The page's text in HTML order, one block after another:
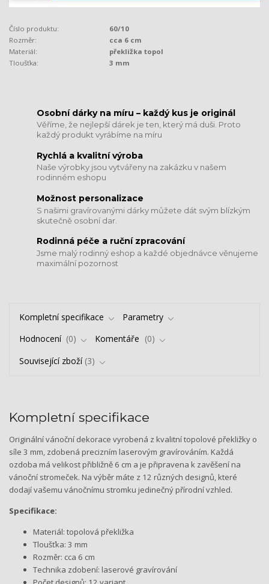
Číslo produktu:
60/10
Rozměr:
cca 6 cm
Materiál:
překližka topol
Tloušťka:
3 mm
​​​​​​​Osobní dárky na míru – každý kus je originál
Věříme, že nejlepší dárek je ten, který má duši. Proto
každý produkt vyrábíme na míru
Rychlá a kvalitní výroba
Naše výrobky jsou vytvářeny na zakázku v našem
rodinném eshopu
Možnost personalizace
S našimi gravírovanými dárky můžete dát svým blízkým
skutečně osobní dar.
​​​​​​​Rodinná péče a ruční zpracování
Jsme malý rodinný eshop a každé objednávce věnujeme
maximální pozornost
Kompletní specifikace
Parametry
Hodnocení
0 Komentáře
0
Související zboží 3
Kompletní specifikace
Originální vánoční dekorace vyrobená z kvalitní topolové překližky o
síle 3 mm, zdobená precizním laserovým gravírováním. Každá
ozdoba má velikost přibližně 6 cm a je připravena k zavěšení na
vánoční stromeček. Na výběr máte z 12 různých designů, které
dodají vašemu vánočnímu stromku jedinečný přírodní vzhled.
Specifikace:
Materiál: topolová překližka
Tloušťka: 3 mm
Rozměr: cca 6 cm
Technika zdobení: laserové gravírování